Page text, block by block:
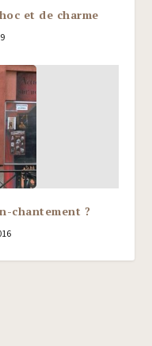
et de charme
chantement ?